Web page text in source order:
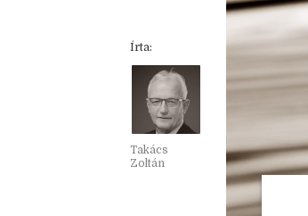
Írta:
Takács
Zoltán